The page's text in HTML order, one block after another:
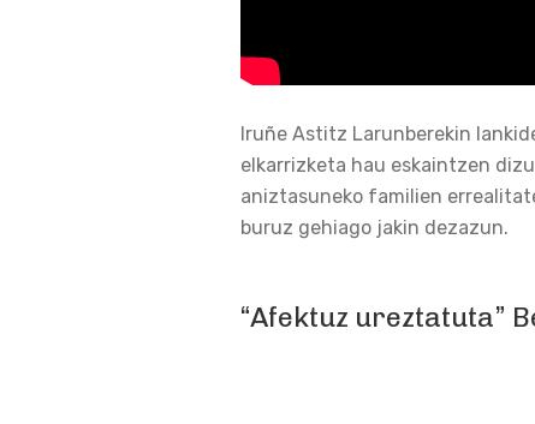
Iruñe Astitz Larunberekin
elkarrizketa hau eskaintzen
aniztasuneko familien
buruz gehiago jakin dezazun.
“Afektuz ureztatuta”